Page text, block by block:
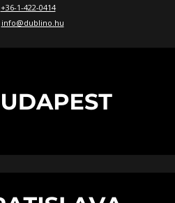
+36-1-422-0414
info@dublino.hu